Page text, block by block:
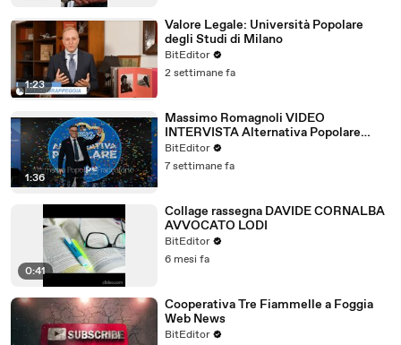
1:23
Valore Legale: Università Popolare
degli Studi di Milano
BitEditor
2 settimane fa
1:36
Massimo Romagnoli VIDEO
INTERVISTA Alternativa Popolare
Frankfurt Giugno 2026
BitEditor
7 settimane fa
0:41
Collage rassegna DAVIDE CORNALBA
AVVOCATO LODI
BitEditor
6 mesi fa
Cooperativa Tre Fiammelle a Foggia
Web News
BitEditor